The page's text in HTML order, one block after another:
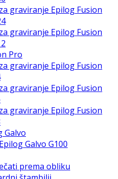
graviranje Epilog Fusion
graviranje Epilog Fusion
Pro
graviranje Epilog Fusion
graviranje Epilog Fusion
graviranje Epilog Fusion
Galvo
Galvo G100
prema obliku